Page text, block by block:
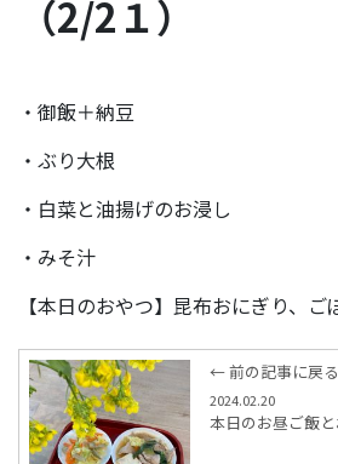
（2/2１）
・御飯＋納豆
・ぶり大根
・白菜と油揚げのお浸し
・みそ汁
【本日のおやつ】昆布おにぎり、
← 前の記事に戻る
2024.02.20
本日のお昼ご飯と